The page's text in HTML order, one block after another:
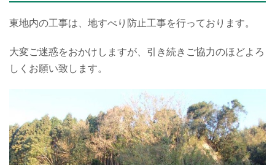
東地内の工事は、地すべり防止工事を行っております。
大変ご迷惑をおかけしますが、引き続きご協力のほどよろ
しくお願い致します。